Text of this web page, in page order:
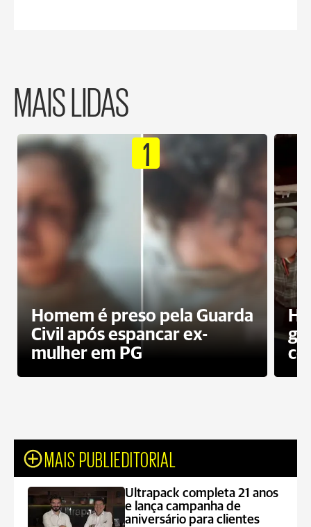
MAIS LIDAS
1
Homem é preso pela Guarda
Civil após espancar ex-
mulher em PG
MAIS PUBLIEDITORIAL
Ultrapack completa 21 anos
e lança campanha de
aniversário para clientes